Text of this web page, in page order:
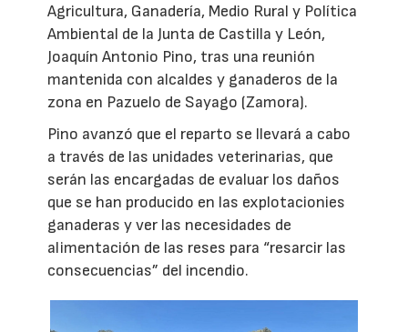
Agricultura, Ganadería, Medio Rural y Política
Ambiental de la Junta de Castilla y León,
Joaquín Antonio Pino, tras una reunión
mantenida con alcaldes y ganaderos de la
zona en Pazuelo de Sayago (Zamora).
Pino avanzó que el reparto se llevará a cabo
a través de las unidades veterinarias, que
serán las encargadas de evaluar los daños
que se han producido en las explotacionies
ganaderas y ver las necesidades de
alimentación de las reses para “resarcir las
consecuencias” del incendio.